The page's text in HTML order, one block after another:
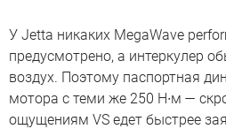
У Jetta никаких MegaWave
предусмотрено, а интеркулер
воздух. Поэтому паспортная
мотора с теми же 250 Н∙м —
ощущениям VS едет быстрее